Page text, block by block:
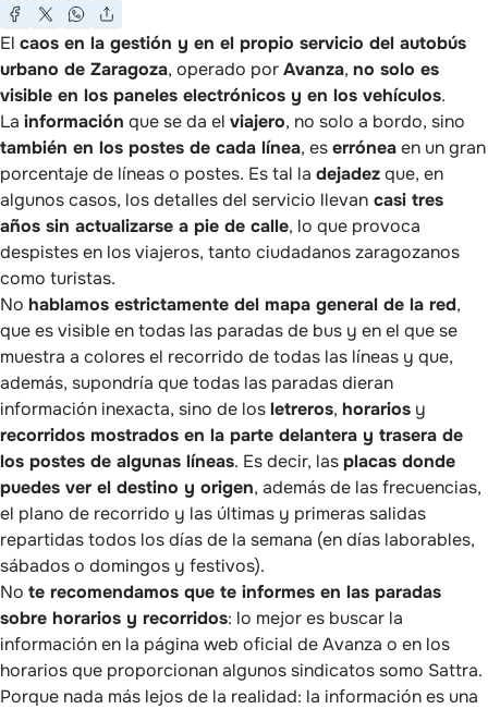
El caos en la gestión y en el propio servicio del autobús
urbano de Zaragoza, operado porAvanza, no solo es
visible en los paneles electrónicos y en los vehículos.
La información que se da el viajero, no solo a bordo, sino
también en los postes de cada línea, eserróneaen un gran
porcentaje de líneas o postes. Es tal la dejadezque, en
algunos casos, los detalles del servicio llevan casi tres
años sin actualizarse a pie de calle, lo que provoca
despistes en los viajeros, tanto ciudadanos zaragozanos
como turistas.
No hablamos estrictamente del mapa general de la red,
que es visible en todas las paradas de bus y en el que se
muestra a colores el recorrido de todas las líneas y que,
además, supondría que todas las paradas dieran
información inexacta, sino de losletreros, horarios y
recorridos mostrados en la parte delantera y trasera de
los postes de algunas líneas. Es decir, lasplacas donde
puedes ver el destino y origen, además de las frecuencias,
el plano de recorrido y las últimas y primeras salidas
repartidas todos los días de la semana (en días laborables,
sábados o domingos y festivos).
No te recomendamos que te informes en las paradas
sobre horarios y recorridos: lo mejor es buscar la
información en la página web oficial de Avanza o en los
horarios que proporcionan algunos sindicatos somo Sattra.
Porque nada más lejos de la realidad: la información es una